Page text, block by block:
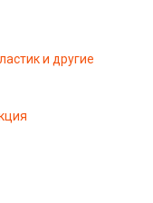
и другие